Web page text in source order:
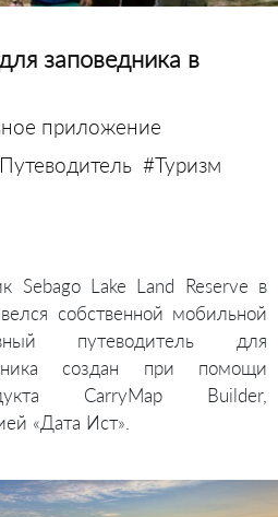
заповедника в
приложение
#Туризм
Sebago Lake Land Reserve в
собственной мобильной
путеводитель для
создан при помощи
CarryMap Builder,
«Дата Ист».